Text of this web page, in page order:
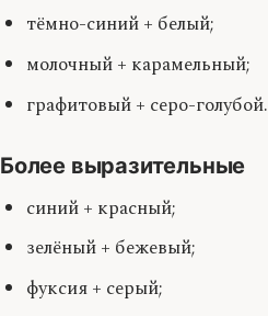
тёмно-синий + белый;
молочный + карамельный;
графитовый + серо-голубой.
Более выразительные
синий + красный;
зелёный + бежевый;
фуксия + серый;